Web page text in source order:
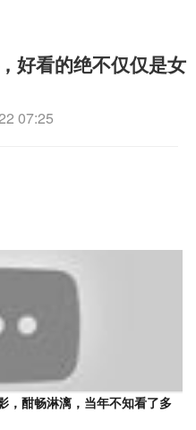
好看的绝不仅仅是女
07:25
，酣畅淋漓，当年不知看了多